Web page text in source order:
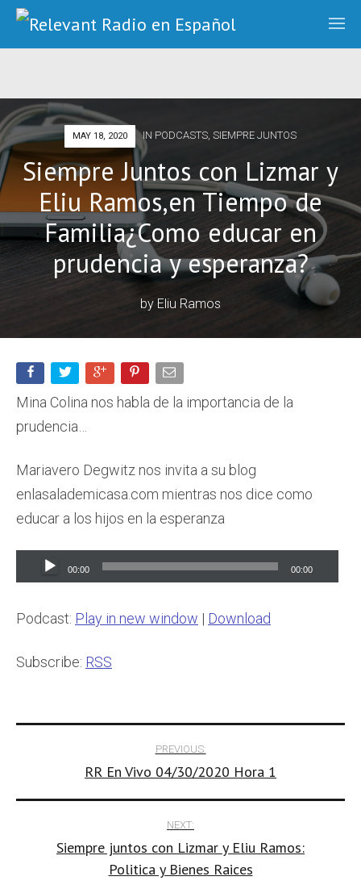
MAY 18, 2020 IN PODCASTS, SIEMPRE JUNTOS
Siempre Juntos con Lizmar y
Eliu Ramos,en Tiempo de
Familia¿Como educar en
prudencia y esperanza?
by Eliu Ramos
Mina Colina nos habla de la importancia de la
prudencia…
Mariavero Degwitz nos invita a su blog
enlasalademicasa.com mientras nos dice como
educar a los hijos en la esperanza
Audio
Player
00:00 00:00
Podcast: Play in new window | Download
Subscribe: RSS
navigation
PREVIOUS:
RR En Vivo 04/30/2020 Hora 1
NEXT:
Siempre juntos con Lizmar y Eliu Ramos:
Politica y Bienes Raices